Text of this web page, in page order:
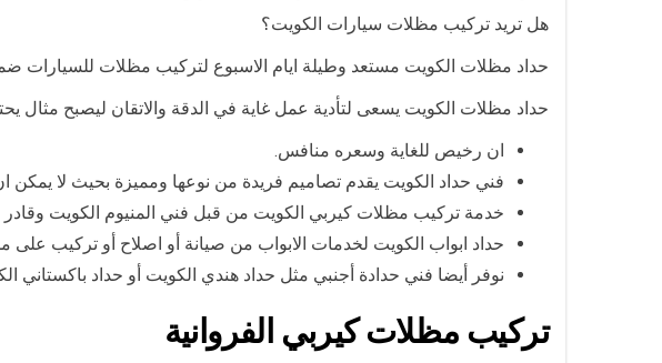
هل تريد تركيب مظلات سيارات الكويت؟
حداد مظلات الكويت مستعد وطيلة ايام الاسبوع لتركيب مظلات للسيارات
حداد مظلات الكويت يسعى لتأدية عمل غاية في الدقة والاتقان ليصبح مثال
ان رخيص للغاية وسعره منافس.
فني حداد الكويت يقدم تصاميم فريدة من نوعها ومميزة بحيث لا يمكن
خدمة تركيب مظلات كيربي الكويت من قبل فني المنيوم الكويت وقادر
حداد ابواب الكويت لخدمات الابواب من صيانة أو اصلاح أو تركيب على
نوفر أيضا فني حدادة أجنبي مثل حداد هندي الكويت أو حداد باكستاني
تركيب مظلات كيربي الفروانية